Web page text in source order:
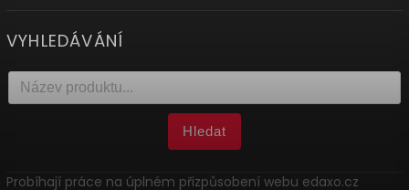
VYHLEDÁVÁNÍ
Hledat
Probíhají práce na úplném přizpůsobení webu edaxo.cz